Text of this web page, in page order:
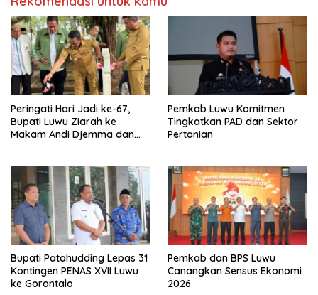
Peringati Hari Jadi ke-67,
Bupati Luwu Ziarah ke
Makam Andi Djemma dan
Pemkab Luwu Komitmen
Tingkatkan PAD dan Sektor
Pertanian
Bupati Patahudding Lepas 31
Kontingen PENAS XVII Luwu
ke Gorontalo
Pemkab dan BPS Luwu
Canangkan Sensus Ekonomi
2026